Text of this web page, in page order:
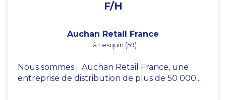
F/H
Auchan Retail France
à Lesquin (59)
Nous sommes… Auchan Retail France, une
entreprise de distribution de plus de 50 000...